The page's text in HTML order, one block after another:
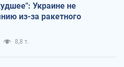
Украине не
из-за ракетного
8,8 т.